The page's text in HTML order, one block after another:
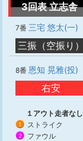
3回表 立志舎
7番 三宅 悠太(一)
三振（空振り）
8番 恩知 晃雅(投)
右安
１アウト走者なし
1 ストライク
2 ファウル